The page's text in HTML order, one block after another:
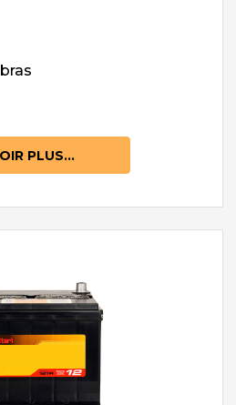
PLUS...